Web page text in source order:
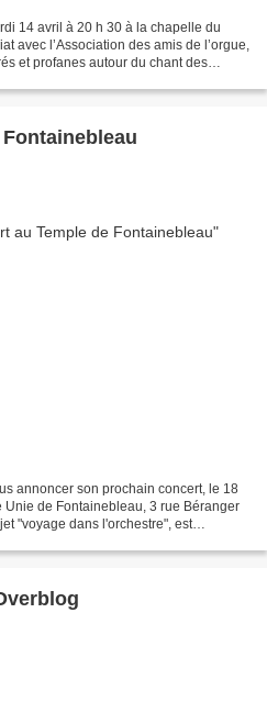
14 avril à 20 h 30 à la chapelle du
avec l’Association des amis de l’orgue,
et profanes autour du chant des
annoncer son prochain concert, le 18
de Fontainebleau, 3 rue Béranger
"voyage dans l'orchestre", est
publié depuis Overblog